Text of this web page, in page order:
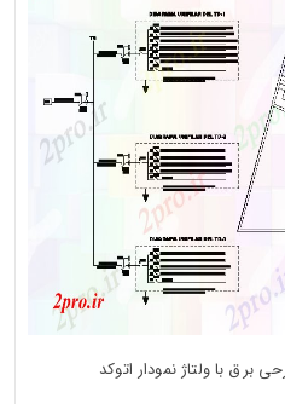
برق با ولتاژ نمودار اتوکد